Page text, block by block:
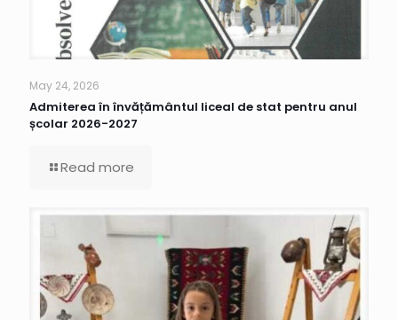
May 24, 2026
Admiterea în învățământul liceal de stat pentru anul
școlar 2026-2027
Read more